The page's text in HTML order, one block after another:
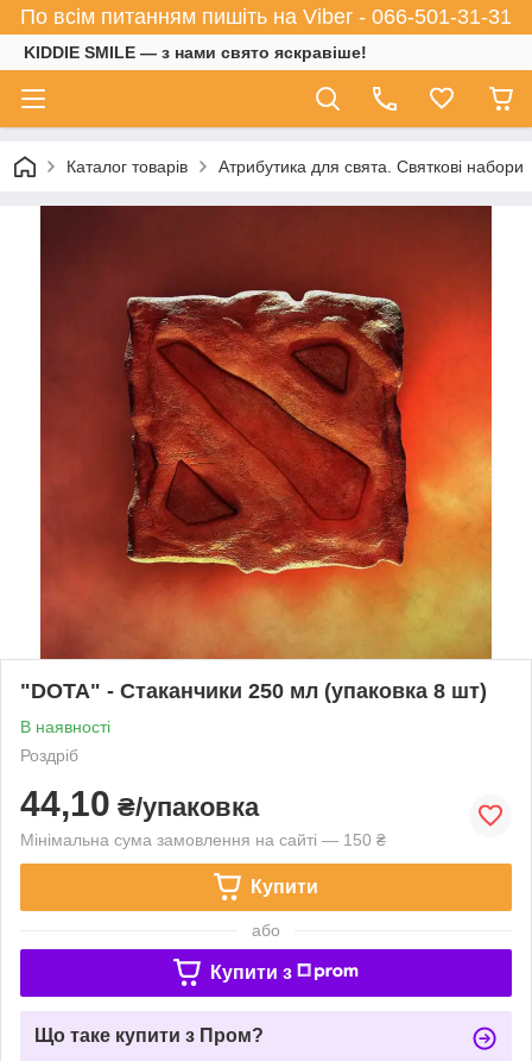
По всім питанням пишіть на Viber - 066-501-31-31
KIDDIE SMILE — з нами свято яскравіше!
Каталог товарів Атрибутика для свята. Святкові набори
"DOTA" - Стаканчики 250 мл (упаковка 8 шт)
В наявності
Роздріб
44,10 ₴/упаковка
Мінімальна сума замовлення на сайті — 150 ₴
Купити
або
Купити з
Що таке купити з Пром?